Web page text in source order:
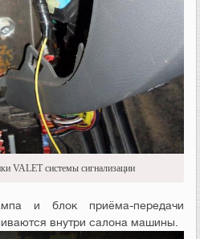
VALET системы сигнализации
и блок приёма-передачи
внутри салона машины.